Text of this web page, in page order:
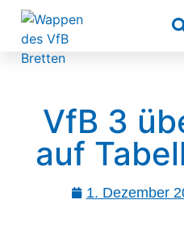
VfB 3
auf
1. Dezember